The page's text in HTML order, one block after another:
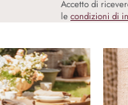
Accetto di
lecondizioni di